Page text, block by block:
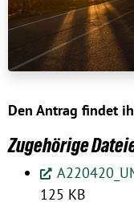
Den Antrag findet
Zugehörige
125 KB